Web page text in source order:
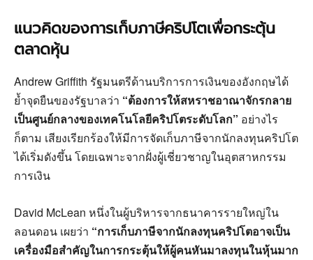
แนวคิดของการเก็บภาษีคริปโตเพื่อกระตุ้น
ตลาดหุ้น
Andrew Griffith รัฐมนตรีด้านบริการการเงินของอังกฤษได้
ย้ำจุดยืนของรัฐบาลว่า “ต้องการให้สหราชอาณาจักรกลาย
เป็นศูนย์กลางของเทคโนโลยีคริปโตระดับโลก” อย่างไร
ก็ตาม เสียงเรียกร้องให้มีการจัดเก็บภาษีจากนักลงทุนคริปโต
ได้เริ่มดังขึ้น โดยเฉพาะจากฝั่งผู้เชี่ยวชาญในอุตสาหกรรม
การเงิน
David McLean หนึ่งในผู้บริหารจากธนาคารรายใหญ่ใน
ลอนดอน เผยว่า “การเก็บภาษีจากนักลงทุนคริปโตอาจเป็น
เครื่องมือสำคัญในการกระตุ้นให้ผู้คนหันมาลงทุนในหุ้นมาก